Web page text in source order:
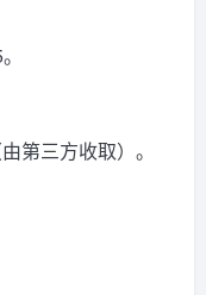
第三方收取）。